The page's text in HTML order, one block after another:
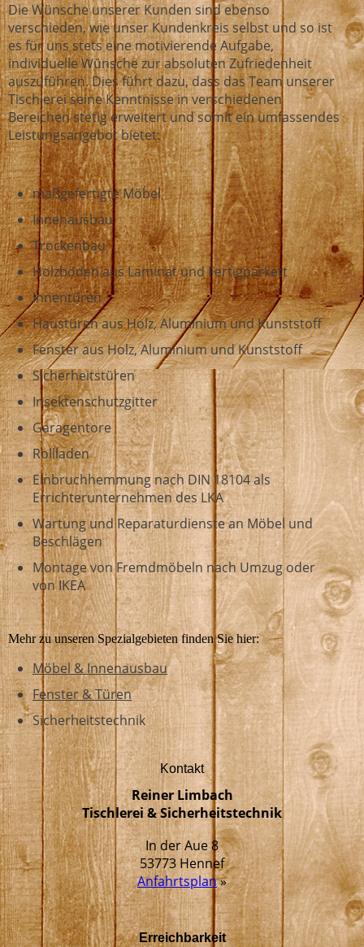
Die Wünsche unserer Kunden sind ebenso
verschieden, wie unser Kundenkreis selbst und so ist
es für uns stets eine motivierende Aufgabe,
individuelle Wünsche zur absoluten Zufriedenheit
auszuführen. Dies führt dazu, dass das Team unserer
Tischlerei seine Kenntnisse in verschiedenen
Bereichen stetig erweitert und somit ein umfassendes
Leistungsangebot bietet:
maßgefertigte Möbel
Innenausbau
Trockenbau
Holzböden aus Laminat und Fertigparkett
Innentüren
Haustüren aus Holz, Aluminium und Kunststoff
Fenster aus Holz, Aluminium und Kunststoff
Sicherheitstüren
Insektenschutzgitter
Garagentore
Rollladen
Einbruchhemmung nach DIN 18104 als
Errichterunternehmen des LKA
Wartung und Reparaturdienste an Möbel und
Beschlägen
Montage von Fremdmöbeln nach Umzug oder
von IKEA
Mehr zu unseren Spezialgebieten finden Sie hier:
Möbel & Innenausbau
Fenster & Türen
Sicherheitstechnik
Kontakt
Reiner Limbach
Tischlerei & Sicherheitstechnik
In der Aue 8
53773 Hennef
Anfahrtsplan»
Erreichbarkeit